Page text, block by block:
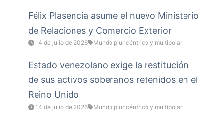
Félix Plasencia asume el nuevo Ministerio
de Relaciones y Comercio Exterior
14 de julio de 2026 Mundo pluricéntrico y multipolar
Estado venezolano exige la restitución
de sus activos soberanos retenidos en el
Reino Unido
14 de julio de 2026 Mundo pluricéntrico y multipolar